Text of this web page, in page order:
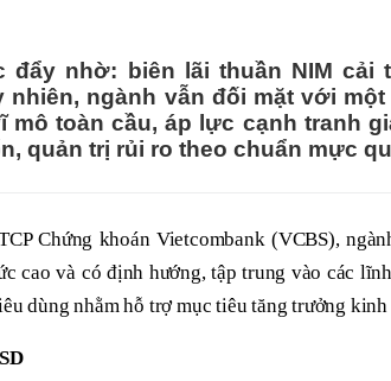
nhờ: biên lãi thuần NIM cải
ngành vẫn đối mặt với một
mô toàn cầu, áp lực cạnh tranh
quản trị rủi ro theo chuẩn mực
Chứng khoán Vietcombank (VCBS),
cao và có định hướng, tập trung vào các
dùng nhằm hỗ trợ mục tiêu tăng trưởng kinh